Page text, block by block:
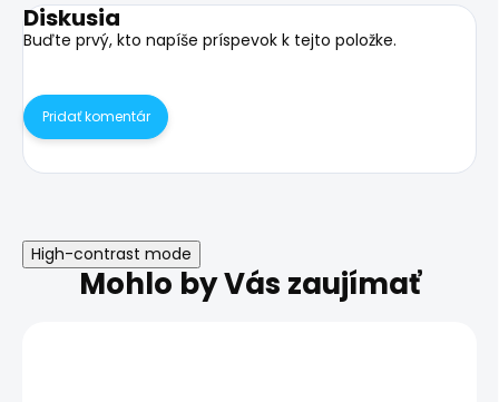
Diskusia
Buďte prvý, kto napíše príspevok k tejto položke.
Pridať komentár
High-contrast mode
Mohlo by Vás zaujímať